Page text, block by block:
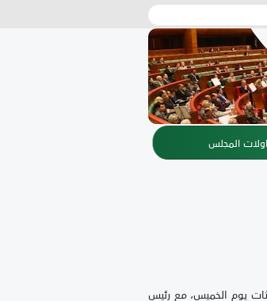
البحث
المجلس
يوم الخميس، مع رئيس